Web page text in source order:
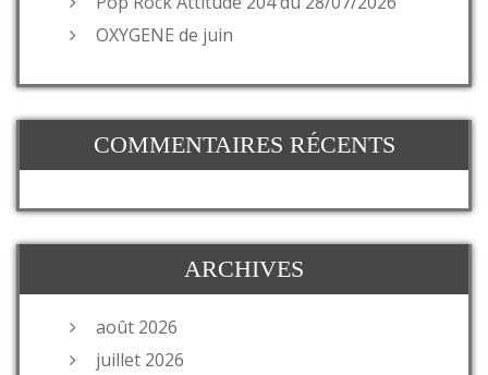
OXYGENE de juin
COMMENTAIRES RÉCENTS
ARCHIVES
août 2026
juillet 2026